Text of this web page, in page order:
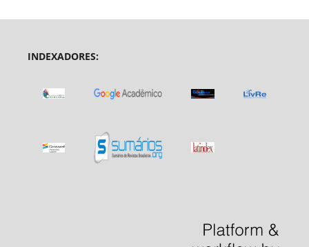
INDEXADORES: